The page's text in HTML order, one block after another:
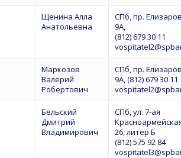
Щенина Алла
Анатольевна
СПб, пр.
9А,
(812) 679 30 11
Маркозов
Валерий
Робертович
СПб, пр.
9А, (812) 679 30 11
Бельский
Дмитрий
Владимирович
СПб, ул. 7-ая
26, литер Б
(812) 575 92 84